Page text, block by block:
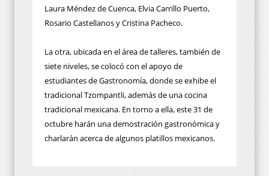
Laura Méndez de Cuenca, Elvia Carrillo Puerto,
Rosario Castellanos y Cristina Pacheco.
La otra, ubicada en el área de talleres, también de
siete niveles, se colocó con el apoyo de
estudiantes de Gastronomía, donde se exhibe el
tradicional Tzompantli, además de una cocina
tradicional mexicana. En torno a ella, este 31 de
octubre harán una demostración gastronómica y
charlarán acerca de algunos platillos mexicanos.